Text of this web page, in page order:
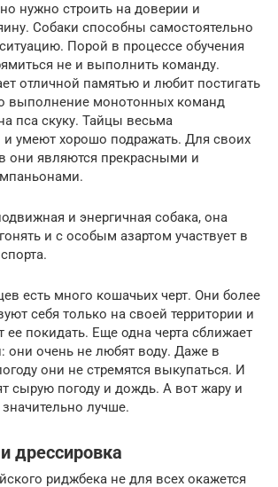
нужно строить на доверии и
Собаки способны самостоятельно
Порой в процессе обучения
не и выполнить команду.
отличной памятью и любит постигать
выполнение монотонных команд
пса скуку. Тайцы весьма
умеют хорошо подражать. Для своих
они являются прекрасными и
и энергичная собака, она
и с особым азартом участвует в
есть много кошачьих черт. Они более
себя только на своей территории и
ее покидать. Еще одна черта сближает
они очень не любят воду. Даже в
они не стремятся выкупаться. И
сырую погоду и дождь. А вот жару и
лучше.
дрессировка
риджбека не для всех окажется